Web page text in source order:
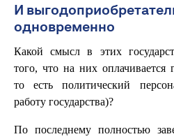
И
одновременно
Какой смысл в этих
того, что на них оплачивается
то есть политический
работу государства)?
По последнему полностью